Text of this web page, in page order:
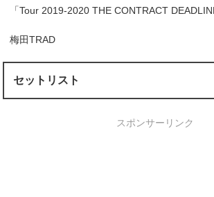
「Tour 2019-2020 THE CONTRACT
梅田TRAD
セットリスト
スポンサーリンク